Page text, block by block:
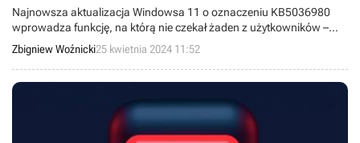
Najnowsza aktualizacja Windowsa 11 o oznaczeniu KB5036980
wprowadza funkcję, na którą nie czekał żaden z użytkowników –
reklamy w Menu Start. Na szczęście jest sposób, żeby od razu je
wyłączyć.
Zbigniew Woźnicki25 kwietnia 2024 11:52